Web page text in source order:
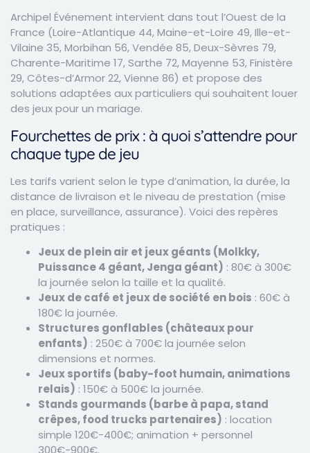
Archipel Événement intervient dans tout l’Ouest de la
France (Loire-Atlantique 44, Maine-et-Loire 49, Ille-et-
Vilaine 35, Morbihan 56, Vendée 85, Deux-Sèvres 79,
Charente-Maritime 17, Sarthe 72, Mayenne 53, Finistère
29, Côtes-d’Armor 22, Vienne 86) et propose des
solutions adaptées aux particuliers qui souhaitent louer
des jeux pour un mariage.
Fourchettes de prix : à quoi s’attendre pour
chaque type de jeu
Les tarifs varient selon le type d’animation, la durée, la
distance de livraison et le niveau de prestation (mise
en place, surveillance, assurance). Voici des repères
pratiques :
Jeux de plein air et jeux géants (Molkky,
Puissance 4 géant, Jenga géant) : 80€ à 300€
la journée selon la taille et la qualité.
Jeux de café et jeux de société en bois : 60€ à
180€ la journée.
Structures gonflables (châteaux pour
enfants) : 250€ à 700€ la journée selon
dimensions et normes.
Jeux sportifs (baby-foot humain, animations
relais) : 150€ à 500€ la journée.
Stands gourmands (barbe à papa, stand
crêpes, food trucks partenaires) : location
simple 120€-400€; animation + personnel
300€-900€.